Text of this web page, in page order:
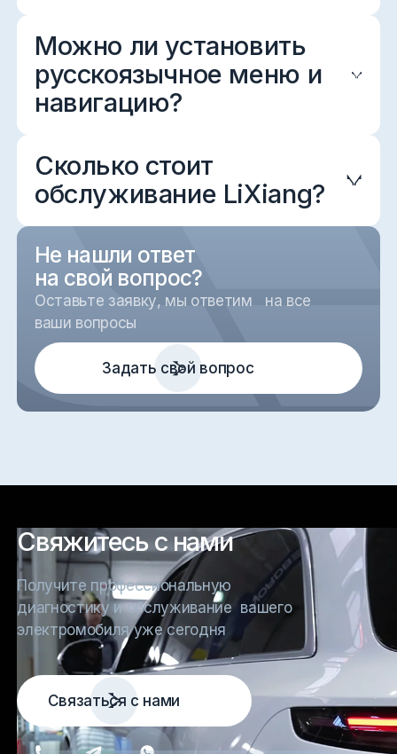
Можно ли установить
русскоязычное меню и
навигацию?
Сколько стоит
обслуживание LiXiang?
Не нашли ответ
на свой вопрос?
Оставьте заявку, мы ответим на все
ваши вопросы
Задать свой вопрос
Свяжитесь с нами
Получите профессиональную
диагностику и обслуживание вашего
электромобиля уже сегодня
Связаться с нами